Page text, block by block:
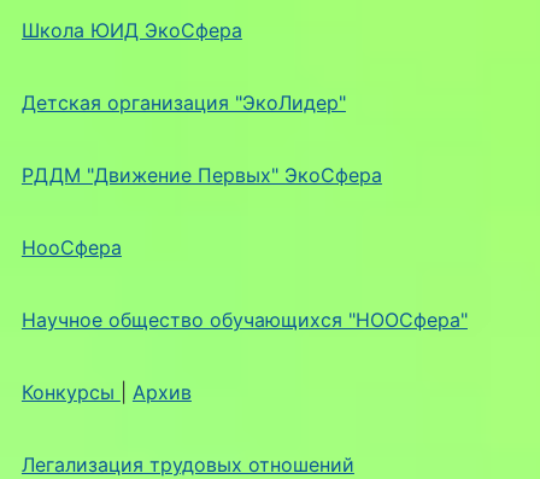
Школа ЮИД ЭкоСфера
Детская организация "ЭкоЛидер"
РДДМ "Движение Первых" ЭкоСфера
НооСфера
Научное общество обучающихся "НООСфера"
Конкурсы Архив
Легализация трудовых отношений